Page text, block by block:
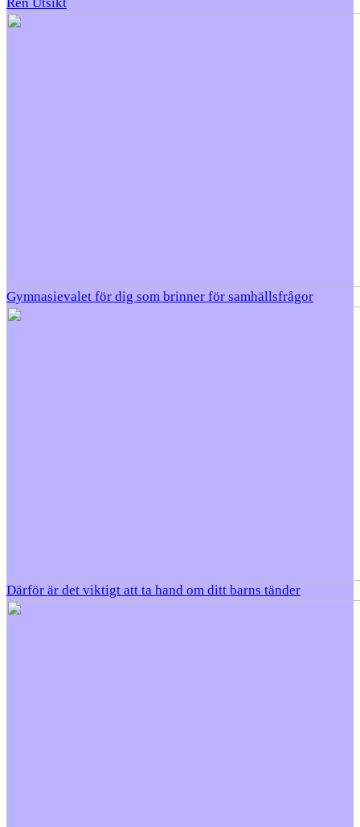
Gymnasievalet för dig som brinner för samhällsfrågor
Därför är det viktigt att ta hand om ditt barns tänder